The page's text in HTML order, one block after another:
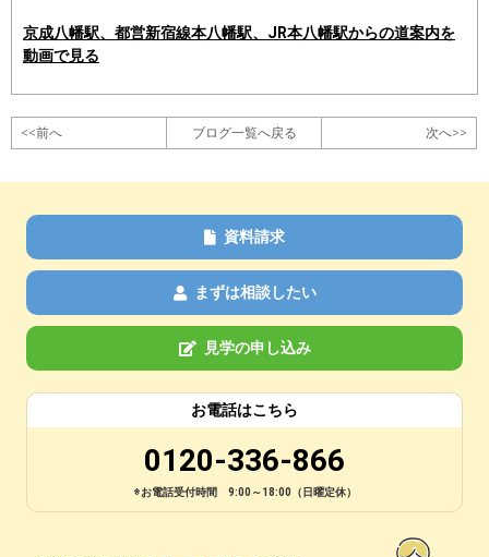
京成八幡駅、都営新宿線本八幡駅、JR本八幡駅からの道案内を
動画で見る
<<前へ ブログ一覧へ戻る 次へ>>
資料請求
まずは相談したい
見学の申し込み
お電話はこちら
0120-336-866
※お電話受付時間 9:00～18:00（日曜定休）